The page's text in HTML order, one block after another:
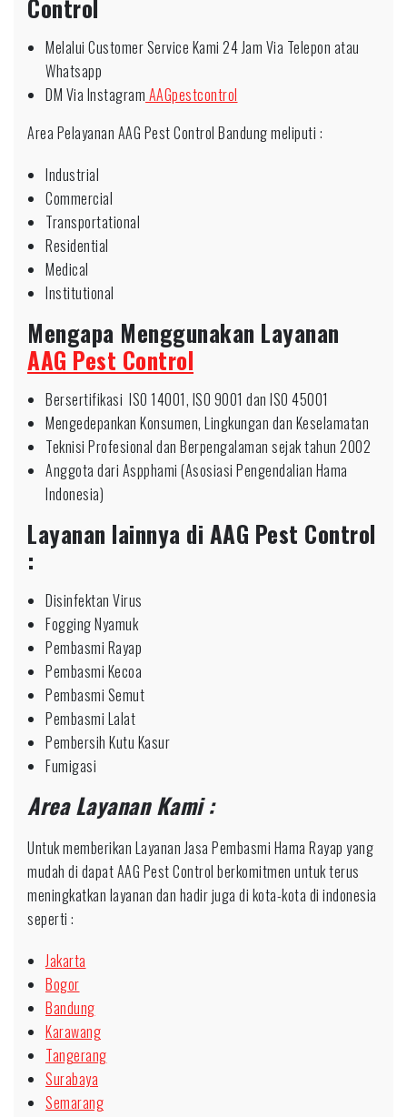
Control
Melalui Customer Service Kami 24 Jam Via Telepon atau
Whatsapp
DM Via Instagram AAGpestcontrol
Area Pelayanan AAG Pest Control Bandung meliputi :
Industrial
Commercial
Transportational
Residential
Medical
Institutional
Mengapa Menggunakan Layanan
AAG Pest Control
Bersertifikasi ISO 14001, ISO 9001 dan ISO 45001
Mengedepankan Konsumen, Lingkungan dan Keselamatan
Teknisi Profesional dan Berpengalaman sejak tahun 2002
Anggota dari Aspphami (Asosiasi Pengendalian Hama
Indonesia)
Layanan lainnya di AAG Pest Control
:
Disinfektan Virus
Fogging Nyamuk
Pembasmi Rayap
Pembasmi Kecoa
Pembasmi Semut
Pembasmi Lalat
Pembersih Kutu Kasur
Fumigasi
Area Layanan Kami :
Untuk memberikan Layanan Jasa Pembasmi Hama Rayap yang
mudah di dapat AAG Pest Control berkomitmen untuk terus
meningkatkan layanan dan hadir juga di kota-kota di indonesia
seperti :
Jakarta
Bogor
Bandung
Karawang
Tangerang
Surabaya
Semarang